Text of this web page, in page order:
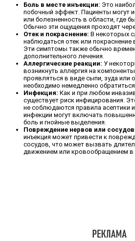
Боль в месте инъекции: Это
побочный эффект. Пациенты могут
или болезненность в области, где
Обычно эти ощущения проходят
Отек и покраснение: В некоторых
наблюдаться отек или покраснение
Эти симптомы также обычно
дополнительного лечения.
Аллергические реакции: У
возникнуть аллергия на
проявляться в виде сыпи, зуда или
необходимо немедленно обратиться
Инфекция: Как и при любом
существует риск инфицирования.
не соблюдаются правила асептики
инфекции могут включать
боль и гнойные выделения.
Повреждение нервов или
инъекция может привести к
сосудов, что может вызвать
движением или кровообращением в